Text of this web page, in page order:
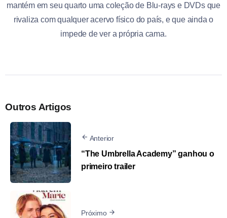
mantém em seu quarto uma coleção de Blu-rays e DVDs que
rivaliza com qualquer acervo físico do país, e que ainda o
impede de ver a própria cama.
Outros Artigos
Anterior
“The Umbrella Academy” ganhou o
primeiro trailer
Próximo